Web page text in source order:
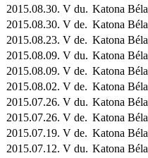
2015.08.30. V du. Katona Béla
2015.08.30. V de. Katona Béla
2015.08.23. V de. Katona Béla
2015.08.09. V du. Katona Béla
2015.08.09. V de. Katona Béla
2015.08.02. V de. Katona Béla
2015.07.26. V du. Katona Béla
2015.07.26. V de. Katona Béla
2015.07.19. V de. Katona Béla
2015.07.12. V du. Katona Béla